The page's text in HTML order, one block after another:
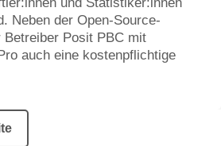
Neben der Open-Source-
Betreiber Posit PBC mit
auch eine kostenpflichtige